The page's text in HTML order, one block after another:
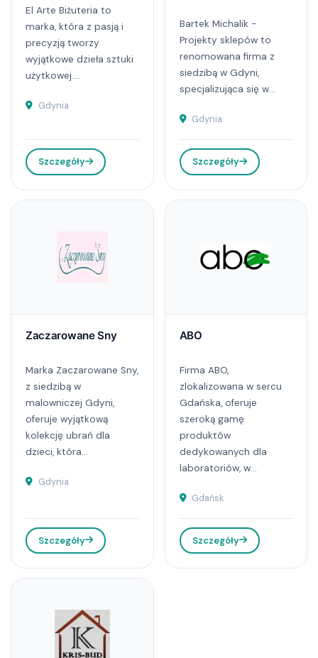
El Arte Biżuteria to
marka, która z pasją i
precyzją tworzy
wyjątkowe dzieła sztuki
użytkowej....
Gdynia
Szczegóły
Bartek Michalik -
Projekty sklepów to
renomowana firma z
siedzibą w Gdyni,
specjalizująca się w...
Gdynia
Szczegóły
Zaczarowane Sny
Marka Zaczarowane Sny,
z siedzibą w
malowniczej Gdyni,
oferuje wyjątkową
kolekcję ubrań dla
dzieci, która...
Gdynia
Szczegóły
ABO
Firma ABO,
zlokalizowana w sercu
Gdańska, oferuje
szeroką gamę
produktów
dedykowanych dla
laboratoriów, w...
Gdańsk
Szczegóły